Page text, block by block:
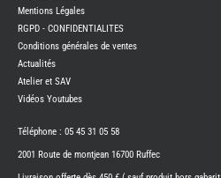
BENIMAR
CAMPING-
CARADO
CAMPING-
ITINEO
CAMPING-
Mentions Légales
RGPD - CONFIDENTIALITES
Conditions générales de ventes
Actualités
Atelier et SAV
Vidéos Youtubes
Téléphone : 05 45 31 05 58
2001 Route de montjean 16700 Ruffec